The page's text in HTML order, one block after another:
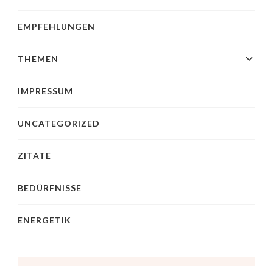
EMPFEHLUNGEN
THEMEN
IMPRESSUM
UNCATEGORIZED
ZITATE
BEDÜRFNISSE
ENERGETIK